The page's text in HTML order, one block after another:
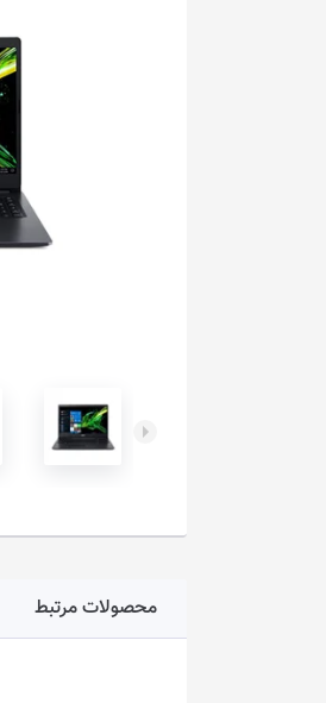
محصولات مرتبط